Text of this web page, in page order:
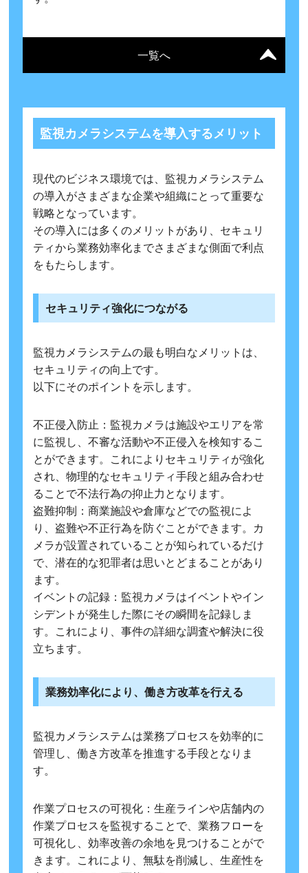
一覧へ
監視カメラシステムを導入するメリット
現代のビジネス環境では、監視カメラシステム
の導入がさまざまな企業や組織にとって重要な
戦略となっています。
その導入には多くのメリットがあり、セキュリ
ティから業務効率化までさまざまな側面で利点
をもたらします。
セキュリティ強化につながる
監視カメラシステムの最も明白なメリットは、
セキュリティの向上です。
以下にそのポイントを示します。
不正侵入防止：監視カメラは施設やエリアを常
に監視し、不審な活動や不正侵入を検知するこ
とができます。これによりセキュリティが強化
され、物理的なセキュリティ手段と組み合わせ
ることで不法行為の抑止力となります。
盗難抑制：商業施設や倉庫などでの監視によ
り、盗難や不正行為を防ぐことができます。カ
メラが設置されていることが知られているだけ
で、潜在的な犯罪者は思いとどまることがあり
ます。
イベントの記録：監視カメラはイベントやイン
シデントが発生した際にその瞬間を記録しま
す。これにより、事件の詳細な調査や解決に役
立ちます。
業務効率化により、働き方改革を行える
監視カメラシステムは業務プロセスを効率的に
管理し、働き方改革を推進する手段となりま
す。
作業プロセスの可視化：生産ラインや店舗内の
作業プロセスを監視することで、業務フローを
可視化し、効率改善の余地を見つけることがで
きます。これにより、無駄を削減し、生産性を